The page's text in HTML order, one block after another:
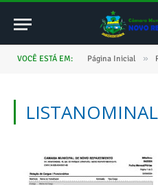
VOCÊ ESTÁ EM: Página Inicial »